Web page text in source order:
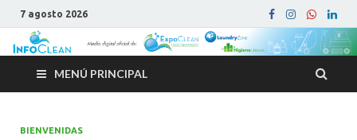
7 agosto 2026
MENÚ PRINCIPAL
BIENVENIDAS